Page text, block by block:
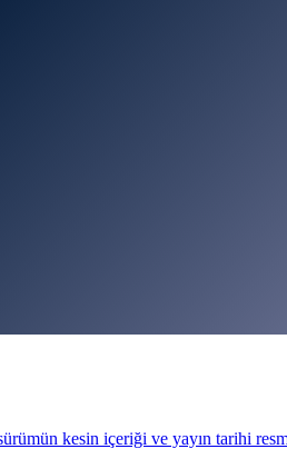
kesin içeriği ve yayın tarihi